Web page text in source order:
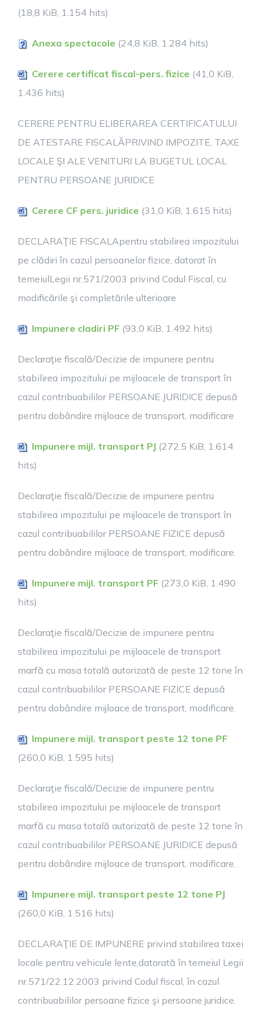
(18,8 KiB, 1.154 hits)
Anexa spectacole (24,8 KiB, 1.284 hits)
Cerere certificat fiscal-pers. fizice (41,0 KiB,
1.436 hits)
CERERE PENTRU ELIBERAREA CERTIFICATULUI
DE ATESTARE FISCALĂPRIVIND IMPOZITE, TAXE
LOCALE ŞI ALE VENITURI LA BUGETUL LOCAL
PENTRU PERSOANE JURIDICE
Cerere CF pers. juridice (31,0 KiB, 1.615 hits)
DECLARAŢIE FISCALApentru stabilirea impozitului
pe clădiri în cazul persoanelor fizice, datorat în
temeiulLegii nr.571/2003 privind Codul Fiscal, cu
modificările şi completările ulterioare
Impunere cladiri PF (93,0 KiB, 1.492 hits)
Declaraţie fiscală/Decizie de impunere pentru
stabilirea impozitului pe mijloacele de transport în
cazul contribuabililor PERSOANE JURIDICE depusă
pentru dobândire mijloace de transport, modificare
Impunere mijl. transport PJ (272,5 KiB, 1.614
hits)
Declaraţie fiscală/Decizie de impunere pentru
stabilirea impozitului pe mijloacele de transport în
cazul contribuabililor PERSOANE FIZICE depusă
pentru dobândire mijloace de transport, modificare.
Impunere mijl. transport PF (273,0 KiB, 1.490
hits)
Declaraţie fiscală/Decizie de impunere pentru
stabilirea impozitului pe mijloacele de transport
marfă cu masa totală autorizată de peste 12 tone în
cazul contribuabililor PERSOANE FIZICE depusă
pentru dobândire mijloace de transport, modificare.
Impunere mijl. transport peste 12 tone PF
(260,0 KiB, 1.595 hits)
Declaraţie fiscală/Decizie de impunere pentru
stabilirea impozitului pe mijloacele de transport
marfă cu masa totală autorizată de peste 12 tone în
cazul contribuabililor PERSOANE JURIDICE depusă
pentru dobândire mijloace de transport, modificare.
Impunere mijl. transport peste 12 tone PJ
(260,0 KiB, 1.516 hits)
DECLARAŢIE DE IMPUNERE privind stabilirea taxei
locale pentru vehicule lente,datorată în temeiul Legii
nr.571/22.12.2003 privind Codul fiscal, în cazul
contribuabililor persoane fizice şi persoane juridice.